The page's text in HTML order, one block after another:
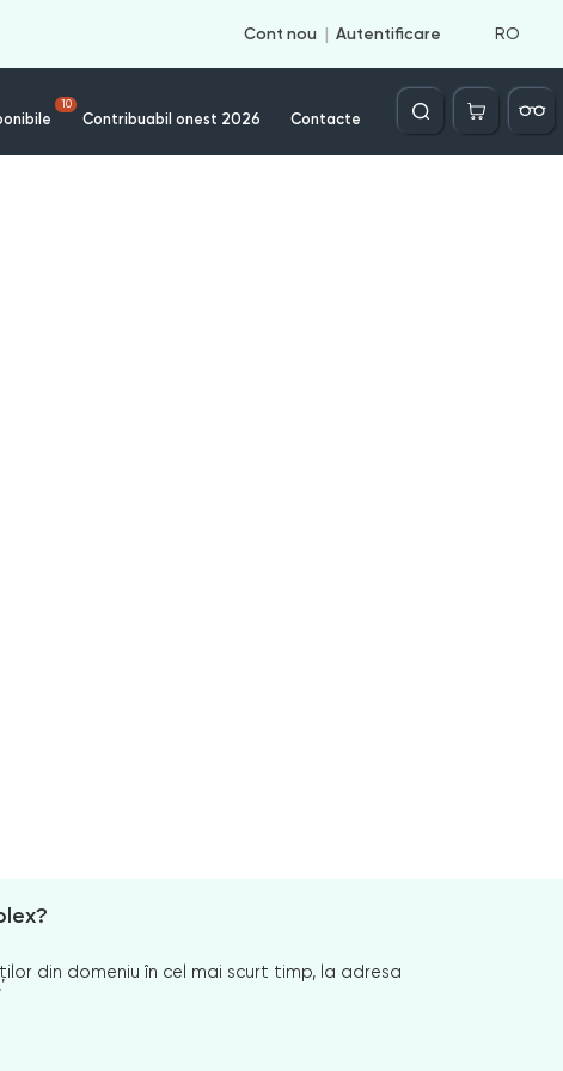
Cont nou Autentificare RO
10
Contribuabil onest 2026 Contacte
Căutare
din domeniu în cel mai scurt timp, la adresa